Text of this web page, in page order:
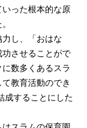
った根本的な原
し、「おはな
功させることがで
数多くあるスラ
教育活動のでき
成することにした